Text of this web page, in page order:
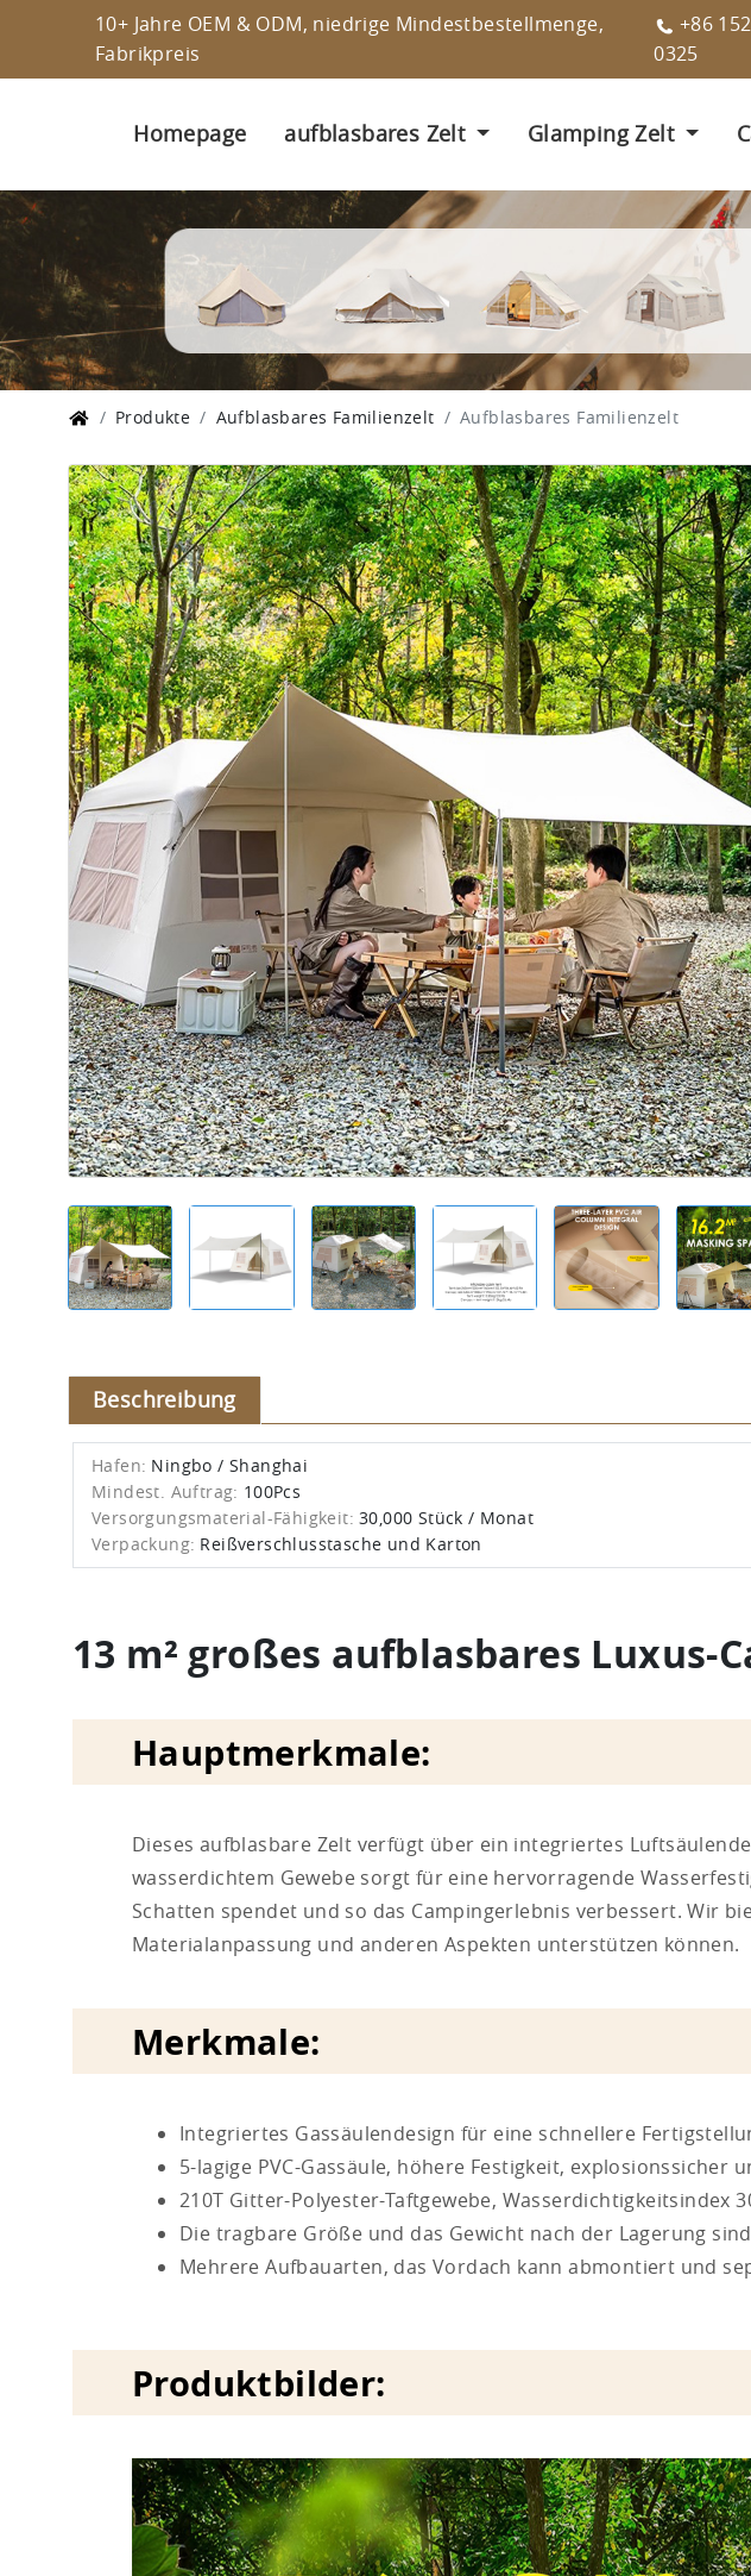
10+ Jahre OEM & ODM, niedrige Mindestbestellmenge,
Fabrikpreis
+86
0325
Homepage aufblasbares Zelt Glamping Zelt
Produkte Aufblasbares Familienzelt Aufblasbares Familienzelt
Beschreibung
Hafen: Ningbo / Shanghai
Mindest. Auftrag: 100Pcs
Versorgungsmaterial-Fähigkeit: 30,000 Stück / Monat
Verpackung: Reißverschlusstasche und Karton
13 m² großes aufblasbares Luxus-
Hauptmerkmale:
Dieses aufblasbare Zelt verfügt über ein integriertes
wasserdichtem Gewebe sorgt für eine hervorragende
Schatten spendet und so das Campingerlebnis verbessert. Wir
Materialanpassung und anderen Aspekten unterstützen können.
Merkmale:
Integriertes Gassäulendesign für eine schnellere
5-lagige PVC-Gassäule, höhere Festigkeit, explosionssicher
210T Gitter-Polyester-Taftgewebe, Wasserdichtigkeitsindex
Die tragbare Größe und das Gewicht nach der Lagerung
Mehrere Aufbauarten, das Vordach kann abmontiert und
Produktbilder: